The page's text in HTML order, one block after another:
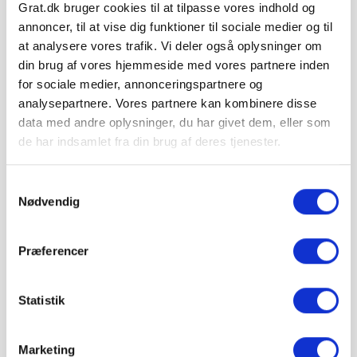
Grat.dk bruger cookies til at tilpasse vores indhold og
annoncer, til at vise dig funktioner til sociale medier og til
at analysere vores trafik. Vi deler også oplysninger om
din brug af vores hjemmeside med vores partnere inden
for sociale medier, annonceringspartnere og
analysepartnere. Vores partnere kan kombinere disse
data med andre oplysninger, du har givet dem, eller som
de har indsamlet fra din brug af deres tjenester.
Nødvendig
Præferencer
Statistik
Marketing
Levering & IBF Paller:
Levering:
Op til 7 paller: Jylland / Fyn. 1425 kr.
Op til 7 paller: Sjælland: 1675 kr.
Fra 8 paller: Gratis!
IBF Paller:
Depositum pr. palle: 195 kr.
Hos Grat får du:
Konkurrencedygtige priser
1-5 hverdages leveringstid. Levering med